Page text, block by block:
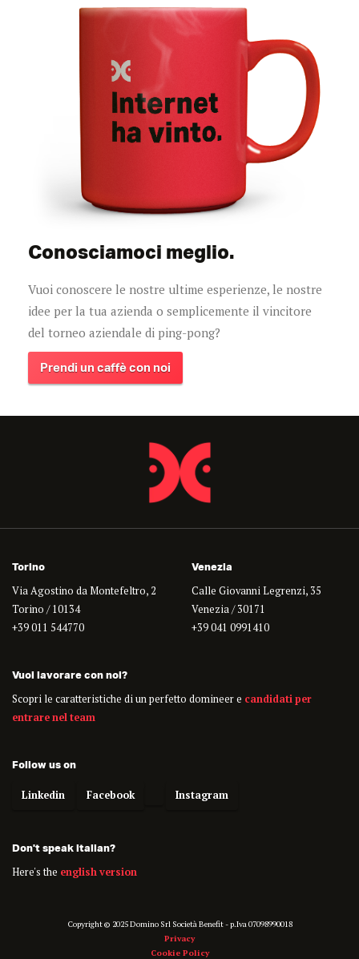
Conosciamoci meglio.
Vuoi conoscere le nostre ultime esperienze, le nostre
idee per la tua azienda o semplicemente il vincitore
del torneo aziendale di ping-pong?
Prendi un caffè con noi
Torino
Via Agostino da Montefeltro, 2
Torino / 10134
+39 011 544770
Venezia
Calle Giovanni Legrenzi, 35
Venezia / 30171
+39 041 0991410
Vuoi lavorare con noi?
Scopri le caratteristiche di un perfetto domineer e candidati per
entrare nel team
Follow us on
Linkedin Facebook Instagram
Don't speak italian?
Here's the english version
Copyright © 2025 Domino Srl Società Benefit - p.Iva 07098990018
Privacy
Cookie Policy